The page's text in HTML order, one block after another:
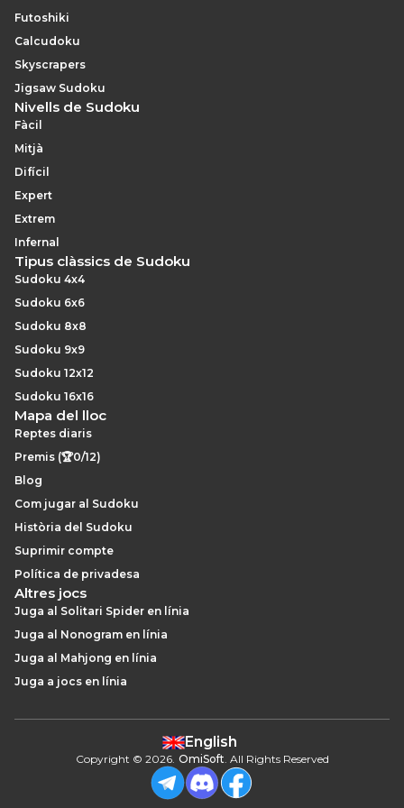
Futoshiki
Calcudoku
Skyscrapers
Jigsaw Sudoku
Nivells de Sudoku
Fàcil
Mitjà
Difícil
Expert
Extrem
Infernal
Tipus clàssics de Sudoku
Sudoku 4x4
Sudoku 6x6
Sudoku 8x8
Sudoku 9x9
Sudoku 12x12
Sudoku 16x16
Mapa del lloc
Reptes diaris
Premis (🏆0/12)
Blog
Com jugar al Sudoku
Història del Sudoku
Suprimir compte
Política de privadesa
Altres jocs
Juga al Solitari Spider en línia
Juga al Nonogram en línia
Juga al Mahjong en línia
Juga a jocs en línia
English
Copyright © 2026. OmiSoft. All Rights Reserved